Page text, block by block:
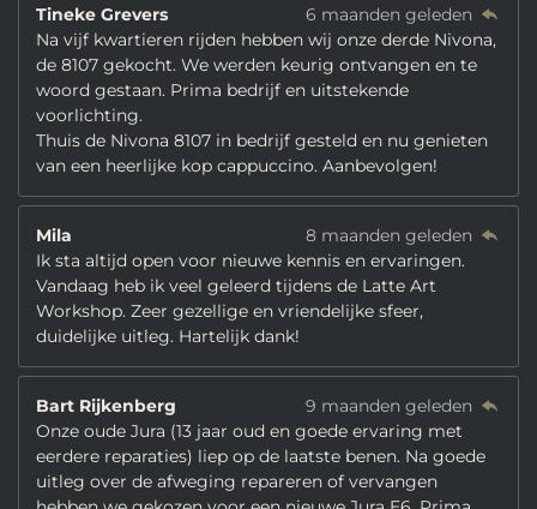
Tineke Grevers
6 maanden geleden
Na vijf kwartieren rijden hebben wij onze derde Nivona,
de 8107 gekocht. We werden keurig ontvangen en te
woord gestaan. Prima bedrijf en uitstekende
voorlichting.
Thuis de Nivona 8107 in bedrijf gesteld en nu genieten
van een heerlijke kop cappuccino. Aanbevolgen!
Mila
8 maanden geleden
Ik sta altijd open voor nieuwe kennis en ervaringen.
Vandaag heb ik veel geleerd tijdens de Latte Art
Workshop. Zeer gezellige en vriendelijke sfeer,
duidelijke uitleg. Hartelijk dank!
Bart Rijkenberg
9 maanden geleden
Onze oude Jura (13 jaar oud en goede ervaring met
eerdere reparaties) liep op de laatste benen. Na goede
uitleg over de afweging repareren of vervangen